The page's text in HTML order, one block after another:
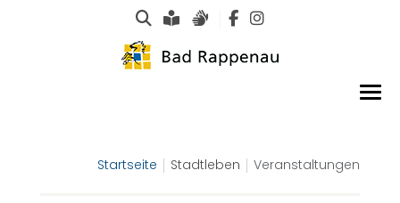
Suche
Leichte Sprache
Gebärdensprachen
Startseite Stadtleben Veranstaltungen